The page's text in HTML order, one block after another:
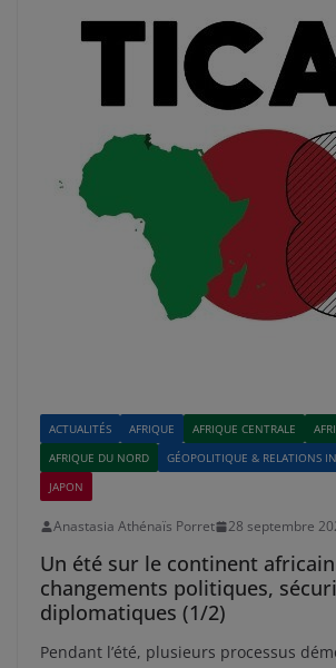
ACTUALITÉS AFRIQUE AFRIQUE CENTRALE
AFRIQUE DU NORD
GÉOPOLITIQUE & RELATIONS
JAPON
Anastasia Athénaïs Porret 28 septembre
Un été sur le continent
changements politiques,
diplomatiques (1/2)
Pendant l’été, plusieurs processus